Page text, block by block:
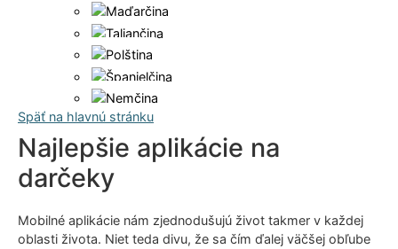
Späť na hlavnú stránku
Najlepšie aplikácie na
darčeky
Mobilné aplikácie nám zjednodušujú život takmer v každej
oblasti života. Niet teda divu, že sa čím ďalej väčšej obľube